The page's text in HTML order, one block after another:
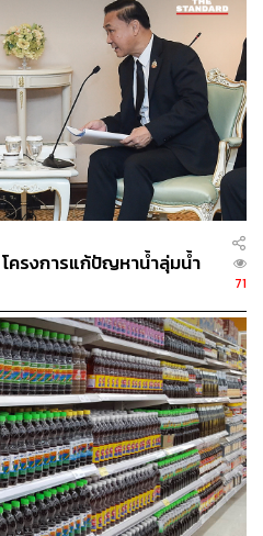
ญของการมีส่วนร่วมของผู้มี
ของผู้ที่มีหน้าที่ในการอนุญาต
ำหนดนโยบาย และระดับ
ที่อาจได้รับผลกระทบจาก
ครั้งนี้ จึงนับเป็นโอกาสที่ดีที่
และรายละเอียดโครงการ
และข้อเสนอแนะต่างๆ ที่เป็น
รงการ เพื่อรวบรวมปัญหา
ต่างๆ มาประเมินและ
โครงการให้มีความเหมาะสม
มากที่สุด โดยหลังจากนี้ สทนช.
อยครอบคลุมพื้นที่ทั้ง 22 ลุ่มน้ำ
รรน้ำ ประเภทการใช้น้ำ เกณฑ์
ะการยกร่างกฎหมายลำดับ
และการใช้น้ำ ที่เหมาะสมและ
มีส่วนร่วมอย่างแท้จริง ซึ่งจะ
กรน้ำของประเทศเป็นไปอย่าง
ะชาชนในทุกภาคส่วนอย่างเท่า
อนมกราคมปี 2564 และบรรลุ
บัญญัติทรัพยากรน้ำ พ.ศ.
รงการแก้ปัญหาน้ำลุ่มน้ำ
71